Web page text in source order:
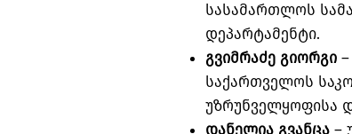
სასამართლოს
დეპარტამენტი.
გვიმრაძე გიორგი
საქართველოს
უზრუნველყოფისა
დანელია გვანცა –